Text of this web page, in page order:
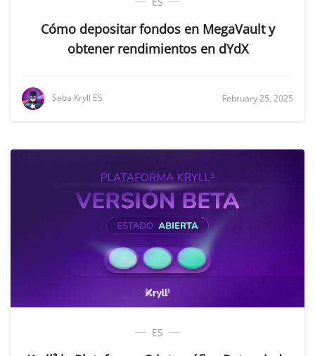
Cómo depositar fondos en MegaVault y
obtener rendimientos en dYdX
Seba Kryll ES February 25, 2025
ES